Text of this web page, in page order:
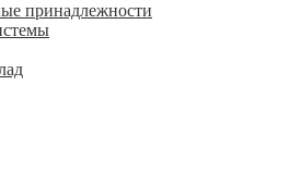
принадлежности